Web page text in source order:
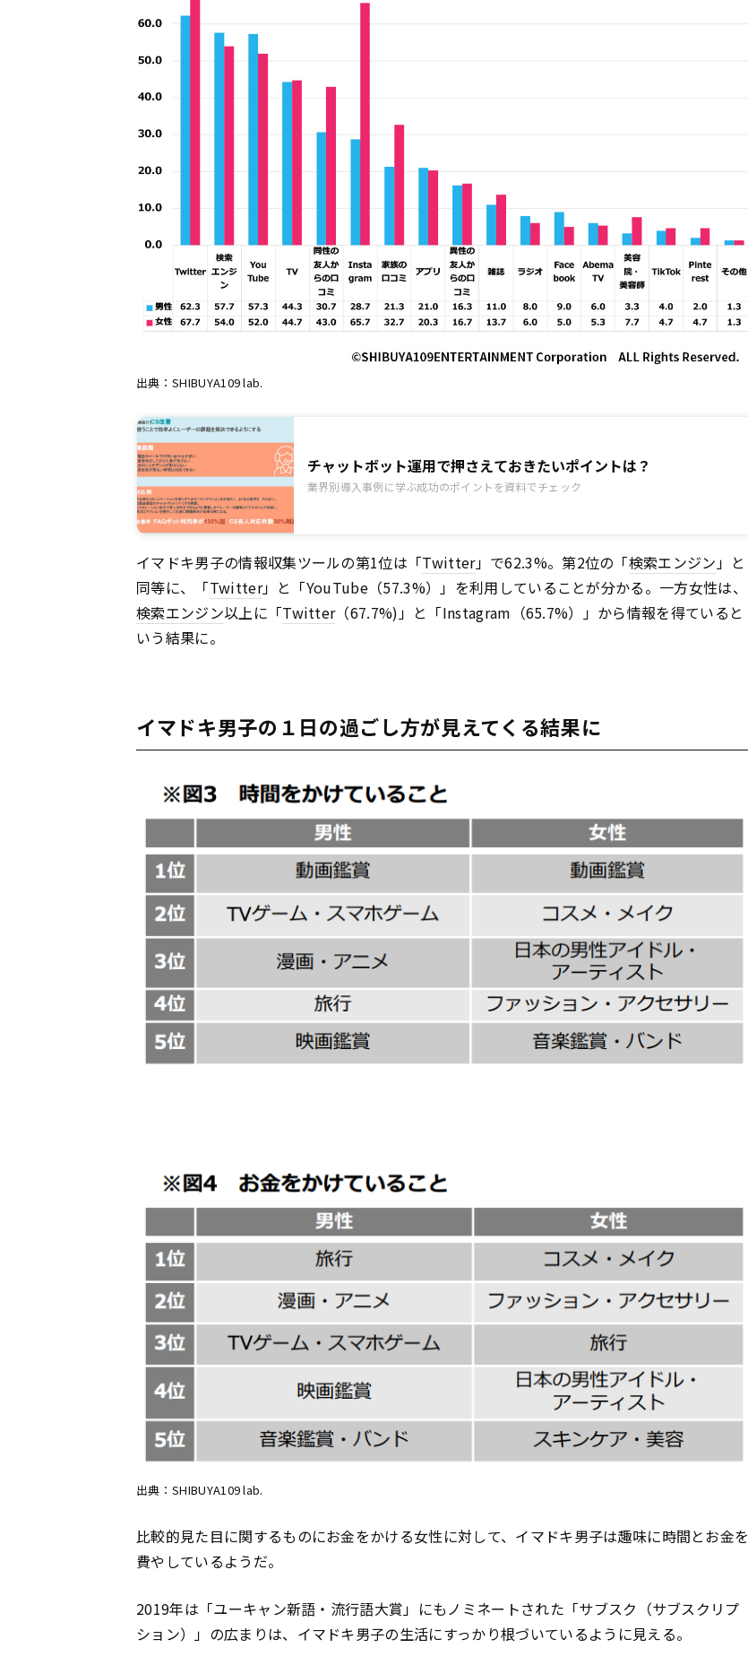
出典：SHIBUYA109 lab.
チャットボット運用で押さえておきたいポイントは？
業界別導入事例に学ぶ成功のポイントを資料でチェック
イマドキ男子の情報収集ツールの第1位は「Twitter」で62.3%。第2位の「検索エンジン」と
同等に、「Twitter」と「YouTube（57.3%）」を利用していることが分かる。一方女性は、
検索エンジン以上に「Twitter（67.7%)」と「Instagram（65.7%）」から情報を得ていると
いう結果に。
イマドキ男子の１日の過ごし方が見えてくる結果に
出典：SHIBUYA109 lab.
比較的見た目に関するものにお金をかける女性に対して、イマドキ男子は趣味に時間とお金を
費やしているようだ。
2019年は「ユーキャン新語・流行語大賞」にもノミネートされた「サブスク（サブスクリプ
ション）」の広まりは、イマドキ男子の生活にすっかり根づいているように見える。